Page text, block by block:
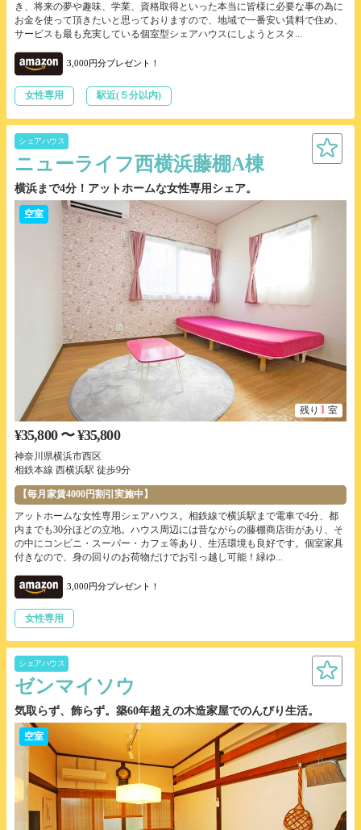
き、将来の夢や趣味、学業、資格取得といった本当に皆様に必要な事の為に
お金を使って頂きたいと思っておりますので、地域で一番安い賃料で住め、
サービスも最も充実している個室型シェアハウスにしようとスタ...
3,000円分プレゼント！
女性専用 駅近(５分以内)
シェアハウス
ニューライフ西横浜藤棚A棟
横浜まで4分！アットホームな女性専用シェア。
空室
残り 1 室
¥35,800 〜 ¥35,800
神奈川県横浜市西区
相鉄本線 西横浜駅 徒歩9分
【毎月家賃4000円割引実施中】
アットホームな女性専用シェアハウス。相鉄線で横浜駅まで電車で4分、都
内までも30分ほどの立地。ハウス周辺には昔ながらの藤棚商店街があり、そ
の中にコンビニ・スーパー・カフェ等あり、生活環境も良好です。個室家具
付きなので、身の回りのお荷物だけでお引っ越し可能！緑ゆ...
3,000円分プレゼント！
女性専用
シェアハウス
ゼンマイソウ
気取らず、飾らず。築60年超えの木造家屋でのんびり生活。
空室